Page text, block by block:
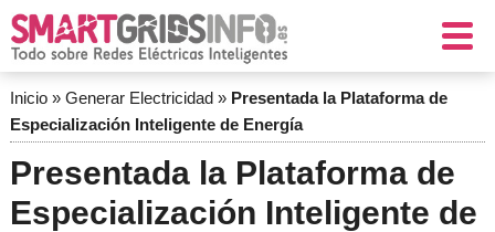
Inicio» Generar Electricidad» Presentada la Plataforma de
Especialización Inteligente de Energía
Presentada la Plataforma de
Especialización Inteligente de